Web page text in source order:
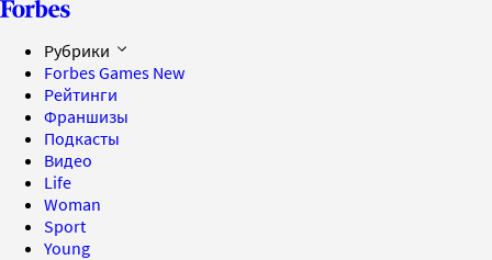
Рубрики
Forbes Games New
Рейтинги
Франшизы
Подкасты
Видео
Life
Woman
Sport
Young